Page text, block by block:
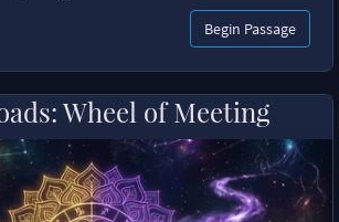
Begin Passage
Wheel of Meeting